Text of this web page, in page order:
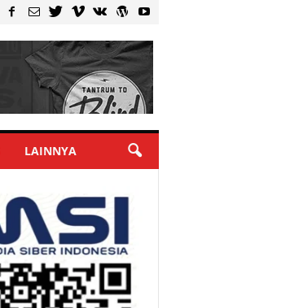
LAINNYA